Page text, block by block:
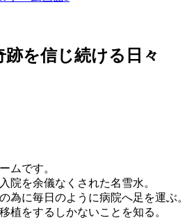
を信じ続ける日々
ムです。
院を余儀なくされた名雪水。
為に毎日のように病院へ足を運ぶ。
植をするしかないことを知る。